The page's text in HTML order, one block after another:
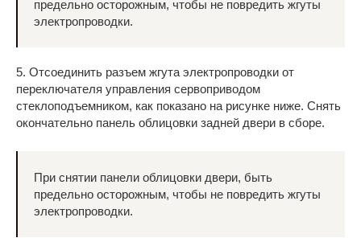
предельно осторожным, чтобы не повредить жгуты
электропроводки.
5. Отсоединить разъем жгута электропроводки от
переключателя управления сервоприводом
стеклоподъемником, как показано на рисунке ниже. Снять
окончательно панель облицовки задней двери в сборе.
При снятии панели облицовки двери, быть
предельно осторожным, чтобы не повредить жгуты
электропроводки.